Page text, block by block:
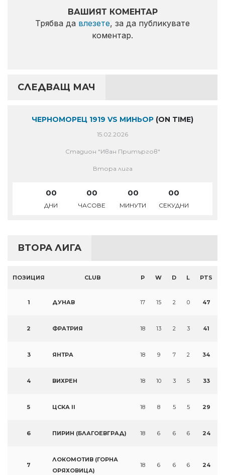
ВАШИЯТ КОМЕНТАР
Трябва да влезете, за да публикувате
коментар.
СЛЕДВАЩ МАЧ
ЧЕРНОМОРЕЦ 1919 VS МИНЬОР (ON TIME)
15.02.2026
Стадион "Иван Притъргов"
Втора лига
00
ДНИ
00
ЧАСОВЕ
00
МИНУТИ
00
СЕКУДНИ
ВТОРА ЛИГА
ПОЗИЦИЯ CLUB P W D L PTS
1 ДУНАВ 17 15 2 0 47
2 ФРАТРИЯ 18 13 2 3 41
3 ЯНТРА 18 9 7 2 34
4 ВИХРЕН 18 10 3 5 33
5 ЦСКА II 18 8 5 5 29
6 ПИРИН (БЛАГОЕВГРАД) 18 6 6 6 24
7
ЛОКОМОТИВ (ГОРНА
ОРЯХОВИЦА)
18 6 6 6 24